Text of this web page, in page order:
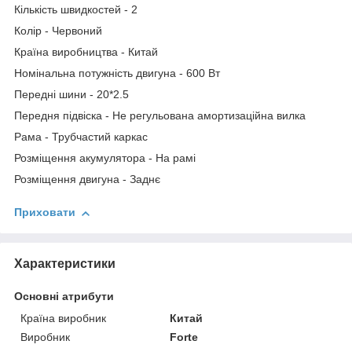
Кількість швидкостей - 2
Колір - Червоний
Країна виробництва - Китай
Номінальна потужність двигуна - 600 Вт
Передні шини - 20*2.5
Передня підвіска - Не регульована амортизаційна вилка
Рама - Трубчастий каркас
Розміщення акумулятора - На рамі
Розміщення двигуна - Заднє
Приховати
Характеристики
Основні атрибути
Країна виробник
Китай
Виробник
Forte